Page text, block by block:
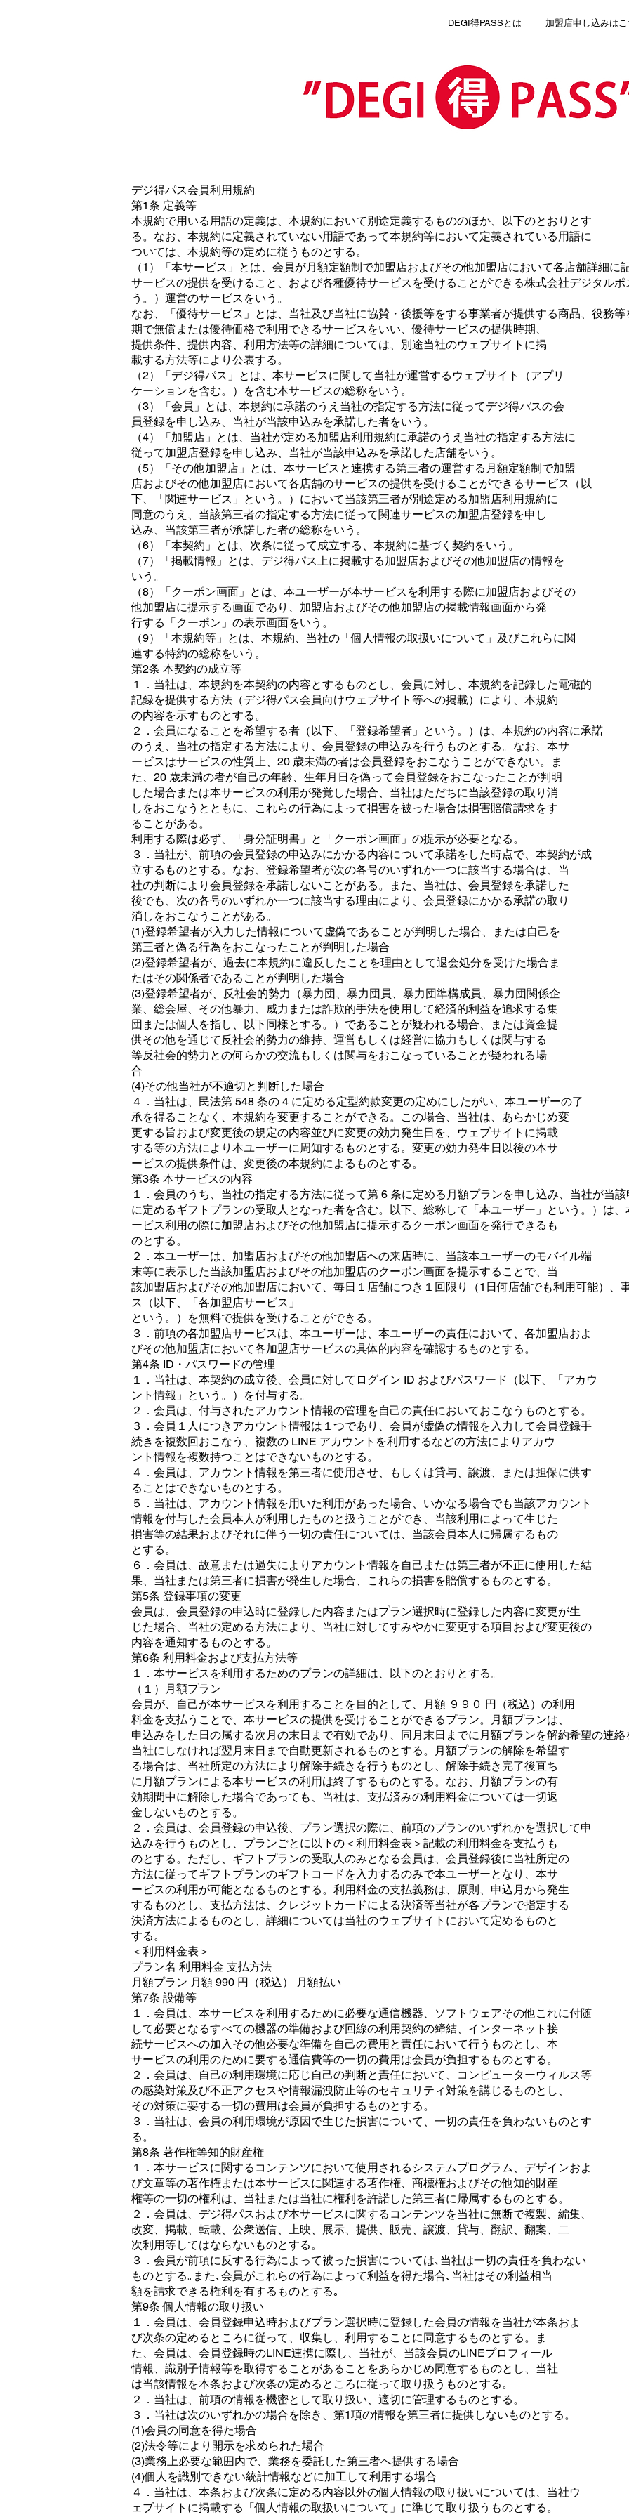
DEGI得PASSとは 加盟店申し込みは
デジ得パス会員利用規約
第1条 定義等
本規約で用いる用語の定義は、本規約において別途定義するもののほか、以下のとおりとす
る。なお、本規約に定義されていない用語であって本規約等において定義されている用語に
ついては、本規約等の定めに従うものとする。
（1）「本サービス」とは、会員が月額定額制で加盟店およびその他加盟店において各店舗詳細に
サービスの提供を受けること、および各種優待サービスを受けることができる株式会社デジタル
う。）運営のサービスをいう。
なお、「優待サービス」とは、当社及び当社に協賛・後援等をする事業者が提供する商品、役務等
期で無償または優待価格で利用できるサービスをいい、優待サービスの提供時期、
提供条件、提供内容、利用方法等の詳細については、別途当社のウェブサイトに掲
載する方法等により公表する。
（2）「デジ得パス」とは、本サービスに関して当社が運営するウェブサイト（アプリ
ケーションを含む。）を含む本サービスの総称をいう。
（3）「会員」とは、本規約に承諾のうえ当社の指定する方法に従ってデジ得パスの会
員登録を申し込み、当社が当該申込みを承諾した者をいう。
（4）「加盟店」とは、当社が定める加盟店利用規約に承諾のうえ当社の指定する方法に
従って加盟店登録を申し込み、当社が当該申込みを承諾した店舗をいう。
（5）「その他加盟店」とは、本サービスと連携する第三者の運営する月額定額制で加盟
店およびその他加盟店において各店舗のサービスの提供を受けることができるサービス（以
下、「関連サービス」という。）において当該第三者が別途定める加盟店利用規約に
同意のうえ、当該第三者の指定する方法に従って関連サービスの加盟店登録を申し
込み、当該第三者が承諾した者の総称をいう。
（6）「本契約」とは、次条に従って成立する、本規約に基づく契約をいう。
（7）「掲載情報」とは、デジ得パス上に掲載する加盟店およびその他加盟店の情報を
いう。
（8）「クーポン画面」とは、本ユーザーが本サービスを利用する際に加盟店およびその
他加盟店に提示する画面であり、加盟店およびその他加盟店の掲載情報画面から発
行する「クーポン」の表示画面をいう。
（9）「本規約等」とは、本規約、当社の「個人情報の取扱いについて」及びこれらに関
連する特約の総称をいう。
第2条 本契約の成立等
１．当社は、本規約を本契約の内容とするものとし、会員に対し、本規約を記録した電磁的
記録を提供する方法（デジ得パス会員向けウェブサイト等への掲載）により、本規約
の内容を示すものとする。
２．会員になることを希望する者（以下、「登録希望者」という。）は、本規約の内容に承諾
のうえ、当社の指定する方法により、会員登録の申込みを行うものとする。なお、本サ
ービスはサービスの性質上、20 歳未満の者は会員登録をおこなうことができない。ま
た、20 歳未満の者が自己の年齢、生年月日を偽って会員登録をおこなったことが判明
した場合または本サービスの利用が発覚した場合、当社はただちに当該登録の取り消
しをおこなうとともに、これらの行為によって損害を被った場合は損害賠償請求をす
ることがある。
利用する際は必ず、「身分証明書」と「クーポン画面」の提示が必要となる。
３．当社が、前項の会員登録の申込みにかかる内容について承諾をした時点で、本契約が成
立するものとする。なお、登録希望者が次の各号のいずれか一つに該当する場合は、当
社の判断により会員登録を承諾しないことがある。また、当社は、会員登録を承諾した
後でも、次の各号のいずれか一つに該当する理由により、会員登録にかかる承諾の取り
消しをおこなうことがある。
(1)登録希望者が入力した情報について虚偽であることが判明した場合、または自己を
第三者と偽る行為をおこなったことが判明した場合
(2)登録希望者が、過去に本規約に違反したことを理由として退会処分を受けた場合ま
たはその関係者であることが判明した場合
(3)登録希望者が、反社会的勢力（暴力団、暴力団員、暴力団準構成員、暴力団関係企
業、総会屋、その他暴力、威力または詐欺的手法を使用して経済的利益を追求する集
団または個人を指し、以下同様とする。）であることが疑われる場合、または資金提
供その他を通じて反社会的勢力の維持、運営もしくは経営に協力もしくは関与する
等反社会的勢力との何らかの交流もしくは関与をおこなっていることが疑われる場
合
(4)その他当社が不適切と判断した場合
４．当社は、民法第 548 条の 4 に定める定型約款変更の定めにしたがい、本ユーザーの了
承を得ることなく、本規約を変更することができる。この場合、当社は、あらかじめ変
更する旨および変更後の規定の内容並びに変更の効力発生日を、ウェブサイトに掲載
する等の方法により本ユーザーに周知するものとする。変更の効力発生日以後の本サ
ービスの提供条件は、変更後の本規約によるものとする。
第3条 本サービスの内容
１．会員のうち、当社の指定する方法に従って第 6 条に定める月額プランを申し込み、当社が当
に定めるギフトプランの受取人となった者を含む。以下、総称して「本ユーザー」という。）は、
ービス利用の際に加盟店およびその他加盟店に提示するクーポン画面を発行できるも
のとする。
２．本ユーザーは、加盟店およびその他加盟店への来店時に、当該本ユーザーのモバイル端
末等に表示した当該加盟店およびその他加盟店のクーポン画面を提示することで、当
該加盟店およびその他加盟店において、毎日１店舗につき１回限り（1日何店舗でも利用可能）、
ス（以下、「各加盟店サービス」
という。）を無料で提供を受けることができる。
３．前項の各加盟店サービスは、本ユーザーは、本ユーザーの責任において、各加盟店およ
びその他加盟店において各加盟店サービスの具体的内容を確認するものとする。
第4条 ID・パスワードの管理
１．当社は、本契約の成立後、会員に対してログイン ID およびパスワード（以下、「アカウ
ント情報」という。）を付与する。
２．会員は、付与されたアカウント情報の管理を自己の責任においておこなうものとする。
３．会員１人につきアカウント情報は１つであり、会員が虚偽の情報を入力して会員登録手
続きを複数回おこなう、複数の LINE アカウントを利用するなどの方法によりアカウ
ント情報を複数持つことはできないものとする。
４．会員は、アカウント情報を第三者に使用させ、もしくは貸与、譲渡、または担保に供す
ることはできないものとする。
５．当社は、アカウント情報を用いた利用があった場合、いかなる場合でも当該アカウント
情報を付与した会員本人が利用したものと扱うことができ、当該利用によって生じた
損害等の結果およびそれに伴う一切の責任については、当該会員本人に帰属するもの
とする。
６．会員は、故意または過失によりアカウント情報を自己または第三者が不正に使用した結
果、当社または第三者に損害が発生した場合、これらの損害を賠償するものとする。
第5条 登録事項の変更
会員は、会員登録の申込時に登録した内容またはプラン選択時に登録した内容に変更が生
じた場合、当社の定める方法により、当社に対してすみやかに変更する項目および変更後の
内容を通知するものとする。
第6条 利用料金および支払方法等
１．本サービスを利用するためのプランの詳細は、以下のとおりとする。
（１）月額プラン
会員が、自己が本サービスを利用することを目的として、月額 ９９０ 円（税込）の利用
料金を支払うことで、本サービスの提供を受けることができるプラン。月額プランは、
申込みをした日の属する次月の末日まで有効であり、同月末日までに月額プランを解約希望の連絡
当社にしなければ翌月末日まで自動更新されるものとする。月額プランの解除を希望す
る場合は、当社所定の方法により解除手続きを行うものとし、解除手続き完了後直ち
に月額プランによる本サービスの利用は終了するものとする。なお、月額プランの有
効期間中に解除した場合であっても、当社は、支払済みの利用料金については一切返
金しないものとする。
２．会員は、会員登録の申込後、プラン選択の際に、前項のプランのいずれかを選択して申
込みを行うものとし、プランごとに以下の＜利用料金表＞記載の利用料金を支払うも
のとする。ただし、ギフトプランの受取人のみとなる会員は、会員登録後に当社所定の
方法に従ってギフトプランのギフトコードを入力するのみで本ユーザーとなり、本サ
ービスの利用が可能となるものとする。利用料金の支払義務は、原則、申込月から発生
するものとし、支払方法は、クレジットカードによる決済等当社が各プランで指定する
決済方法によるものとし、詳細については当社のウェブサイトにおいて定めるものと
する。
＜利用料金表＞
プラン名 利用料金 支払方法
月額プラン 月額 990 円（税込） 月額払い
第7条 設備等
１．会員は、本サービスを利用するために必要な通信機器、ソフトウェアその他これに付随
して必要となるすべての機器の準備および回線の利用契約の締結、インターネット接
続サービスへの加入その他必要な準備を自己の費用と責任において行うものとし、本
サービスの利用のために要する通信費等の一切の費用は会員が負担するものとする。
２．会員は、自己の利用環境に応じ自己の判断と責任において、コンピューターウィルス等
の感染対策及び不正アクセスや情報漏洩防止等のセキュリティ対策を講じるものとし、
その対策に要する一切の費用は会員が負担するものとする。
３．当社は、会員の利用環境が原因で生じた損害について、一切の責任を負わないものとす
る。
第8条 著作権等知的財産権
１．本サービスに関するコンテンツにおいて使用されるシステムプログラム、デザインおよ
び文章等の著作権または本サービスに関連する著作権、商標権およびその他知的財産
権等の一切の権利は、当社または当社に権利を許諾した第三者に帰属するものとする。
２．会員は、デジ得パスおよび本サービスに関するコンテンツを当社に無断で複製、編集、
改変、掲載、転載、公衆送信、上映、展示、提供、販売、譲渡、貸与、翻訳、翻案、二
次利用等してはならないものとする。
３．会員が前項に反する行為によって被った損害については､当社は一切の責任を負わない
ものとする｡また､会員がこれらの行為によって利益を得た場合､当社はその利益相当
額を請求できる権利を有するものとする｡
第9条 個人情報の取り扱い
１．会員は、会員登録申込時およびプラン選択時に登録した会員の情報を当社が本条およ
び次条の定めるところに従って、収集し、利用することに同意するものとする。ま
た、会員は、会員登録時のLINE連携に際し、当社が、当該会員のLINEプロフィール
情報、識別子情報等を取得することがあることをあらかじめ同意するものとし、当社
は当該情報を本条および次条の定めるところに従って取り扱うものとする。
２．当社は、前項の情報を機密として取り扱い、適切に管理するものとする。
３．当社は次のいずれかの場合を除き、第1項の情報を第三者に提供しないものとする。
(1)会員の同意を得た場合
(2)法令等により開示を求められた場合
(3)業務上必要な範囲内で、業務を委託した第三者へ提供する場合
(4)個人を識別できない統計情報などに加工して利用する場合
４．当社は、本条および次条に定める内容以外の個人情報の取り扱いについては、当社ウ
ェブサイトに掲載する「個人情報の取扱いについて」に準じて取り扱うものとする。